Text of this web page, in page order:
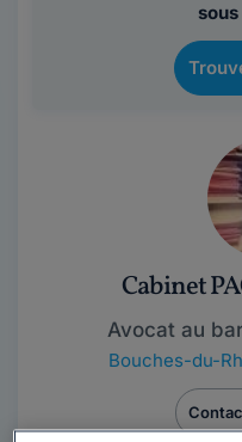
Cabinet
Avocat au
Bouches-du-